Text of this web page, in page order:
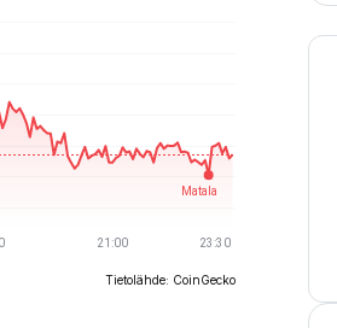
Tietolähde: CoinGecko